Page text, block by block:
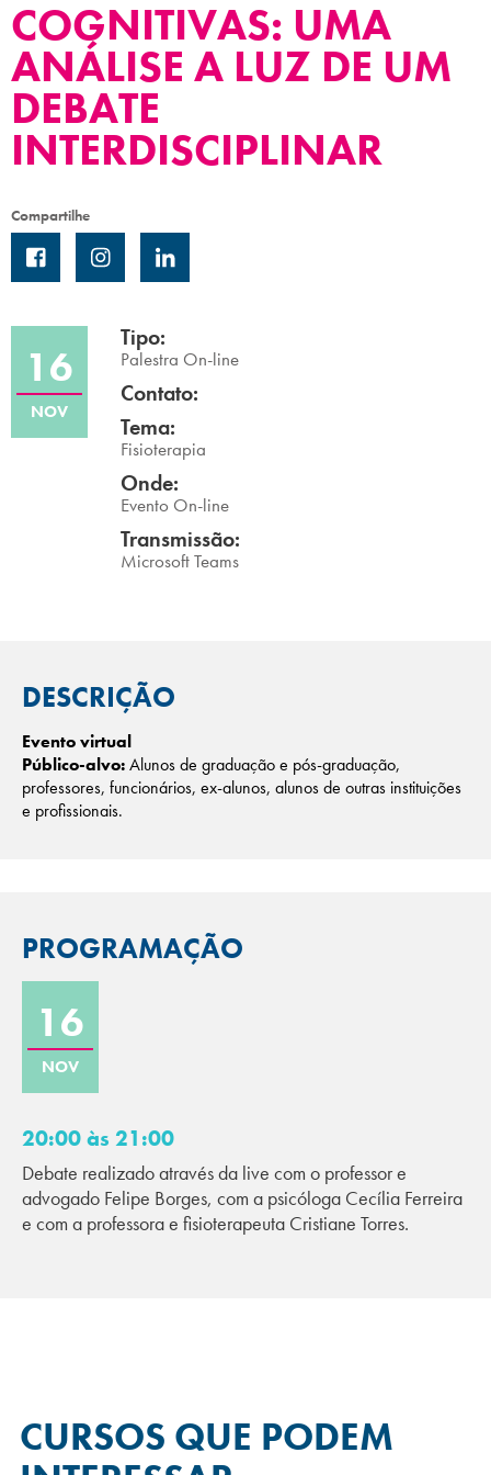
Campi/Unidades
Atendimento (21) 2574 8888
Conclua sua Matrícula
ÁREA DO ALUNO
COGNITIVAS: UMA
ANÁLISE A LUZ DE UM
DEBATE
INTERDISCIPLINAR
Compartilhe
16
NOV
Tipo:
Palestra On-line
Contato:
Tema:
Fisioterapia
Onde:
Evento On-line
Transmissão:
Microsoft Teams
DESCRIÇÃO
Evento virtual
Público-alvo:Alunos de graduação e pós-graduação,
professores, funcionários, ex-alunos, alunos de outras instituições
e profissionais.
PROGRAMAÇÃO
16
NOV
20:00 às 21:00
Debate realizado através da live com o professor e
advogado Felipe Borges, com a psicóloga Cecília Ferreira
e com a professora e fisioterapeuta Cristiane Torres.
CURSOS QUE PODEM